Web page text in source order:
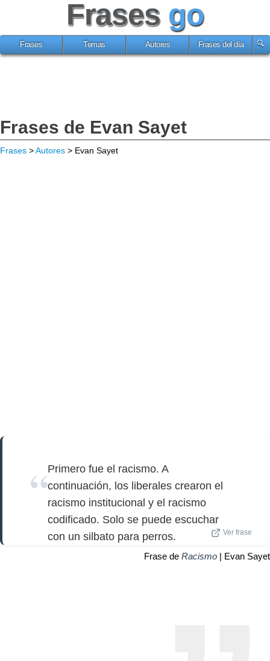
Frases go
Frases Temas Autores Frases del día
Frases de Evan Sayet
Frases >Autores > Evan Sayet
Primero fue el racismo. A
continuación, los liberales crearon el
racismo institucional y el racismo
codificado. Solo se puede escuchar
con un silbato para perros.
Ver frase
Frase de Racismo | Evan Sayet